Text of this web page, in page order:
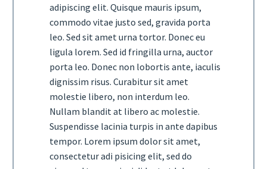
adipiscing elit. Quisque mauris ipsum,
commodo vitae justo sed, gravida porta
leo. Sed sit amet urna tortor. Donec eu
ligula lorem. Sed id fringilla urna, auctor
porta leo. Donec non lobortis ante, iaculis
dignissim risus. Curabitur sit amet
molestie libero, non interdum leo.
Nullam blandit at libero ac molestie.
Suspendisse lacinia turpis in ante dapibus
tempor. Lorem ipsum dolor sit amet,
consectetur adi pisicing elit, sed do